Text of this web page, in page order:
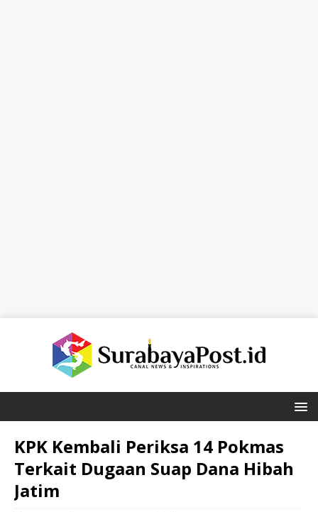
KPK Kembali Periksa 14 Pokmas
Terkait Dugaan Suap Dana Hibah
Jatim